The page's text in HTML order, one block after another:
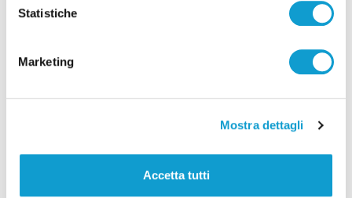
Statistiche
Marketing
Mostra dettagli
Accetta tutti